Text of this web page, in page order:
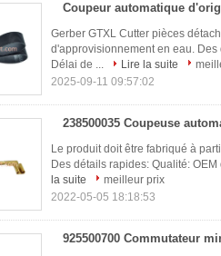
Gerber GTXL Cutter pièces
d'approvisionnement en eau. Des
Délai de ...
Lire la suite
2025-09-11 09:57:02
Le produit doit être fabriqué à
Des détails rapides: Qualité:
la suite
meilleur prix
2022-05-05 18:18:53